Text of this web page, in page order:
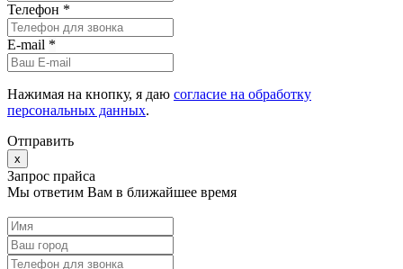
Телефон *
E-mail *
Нажимая на кнопку, я даю согласие на обработку
персональных данных.
Отправить
x
Запрос прайса
Мы ответим Вам в ближайшее время